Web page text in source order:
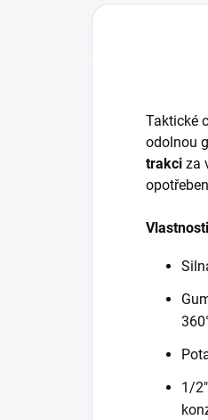
Taktické
odolnou
trakci za
Vlastnosti
1/